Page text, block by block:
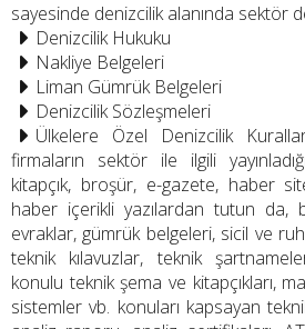
sayesinde denizcilik alanında sektör
Denizcilik Hukuku
Nakliye Belgeleri
Liman Gümrük Belgeleri
Denizcilik Sözleşmeleri
Ülkelere Özel Denizcilik
firmaların sektör ile ilgili
kitapçık, broşür, e-gazete, haber
haber içerikli yazılardan tutun da,
evraklar, gümrük belgeleri, sicil ve
teknik kılavuzlar, teknik
konulu teknik şema ve kitapçıkları,
sistemler vb. konuları kapsayan